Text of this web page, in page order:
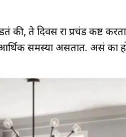
की, ते दिवस रात्र प्रचंड कष्ट
समस्या असतात. असं का